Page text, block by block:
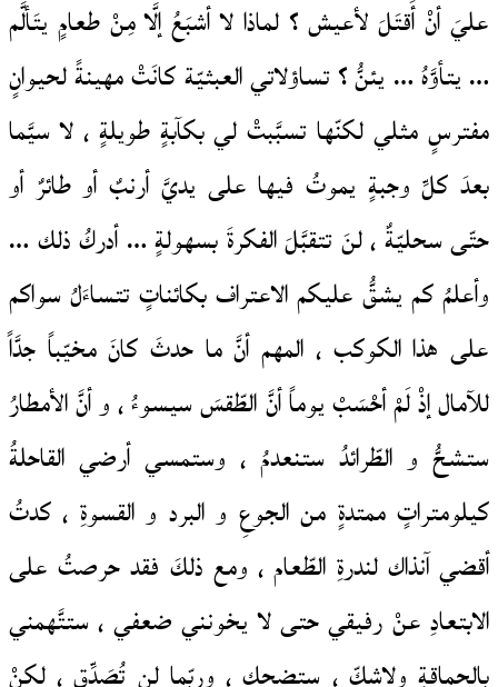
عليَ أنْ أَقتَلَ لأعيش ؟ لماذا لا أشبَعُ إلَّا مِنْ طعامٍ يتَألَّم
… يتأوَّهُ … يئنُّ ؟ تساؤلاتي العبثيّة كانَتْ مهينةً لحيوانٍ
مفترسٍ مثلي لكنّها تسبَّبتْ لي بكآبةٍ طويلةٍ ، لا سيَّما
بعدَ كلِّ وجبةٍ يموتُ فيها على يديَّ أرنبٌ أو طائرٌ أو
حتّى سحليّةٌ ، لنَ تتقبَّلَ الفكرةَ بسهولةٍ … أدركُ ذلك …
وأعلمُ كم يشقُّ عليكم الاعتراف بكائناتٍ تتساءَلُ سواكم
على هذا الكوكب ، المهم أنَّ ما حدثَ كانَ مخيّباً جدَّاً
للآمال إذْ لَمْ أحْسَبْ يوماً أنَّ الطّقسَ سيسوءُ ، و أنَّ الأمطارُ
ستشحُّ و الطّرائدُ ستنعدمُ ، وستمسي أرضي القاحلةُ
كيلومتراتٍ ممتدةٍ من الجوعِ و البرد و القسوةِ ، كدتُ
أقضي آنذاك لندرةِ الطّعام ، ومع ذلكَ فقد حرصتُ على
الابتعادِ عنْ رفيقي حتى لا يخونني ضعفي ، ستتَّهمني